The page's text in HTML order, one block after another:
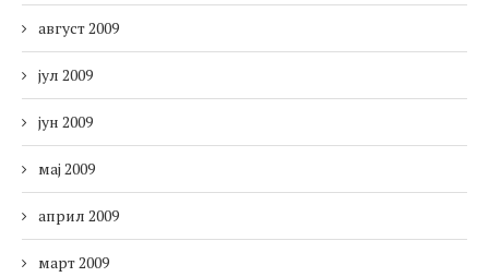
август 2009
јул 2009
јун 2009
мај 2009
април 2009
март 2009